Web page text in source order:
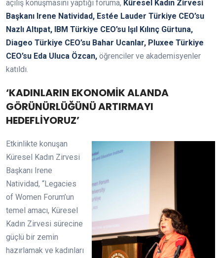
açılış konuşmasını yaptığı foruma, Küresel Kadın Zirvesi
Başkanı Irene Natividad, Estée Lauder Türkiye CEO’su
Nazlı Altıpat, IBM Türkiye CEO’su Işıl Kılınç Gürtuna,
Diageo Türkiye CEO’su Bahar Ucanlar, Pluxee Türkiye
CEO’su Eda Uluca Özcan, öğrenciler ve akademisyenler
katıldı.
‘KADINLARIN EKONOMİK ALANDA
GÖRÜNÜRLÜĞÜNÜ ARTIRMAYI
HEDEFLİYORUZ’
Etkinlikte konuşan
Küresel Kadın Zirvesi
Başkanı Irene
Natividad, “Legacies
of Women Forum’un
temel amacı, Küresel
Kadın Zirvesi sürecine
güçlü bir zemin
hazırlamak ve kadınları